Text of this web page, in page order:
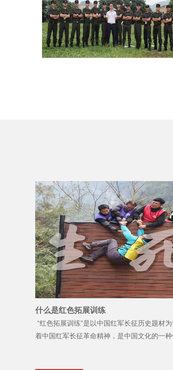
什么是红色拓展训练
“红色拓展训练”是以中国红军长征历史题材
着中国红军长征革命精神，是中国文化的一